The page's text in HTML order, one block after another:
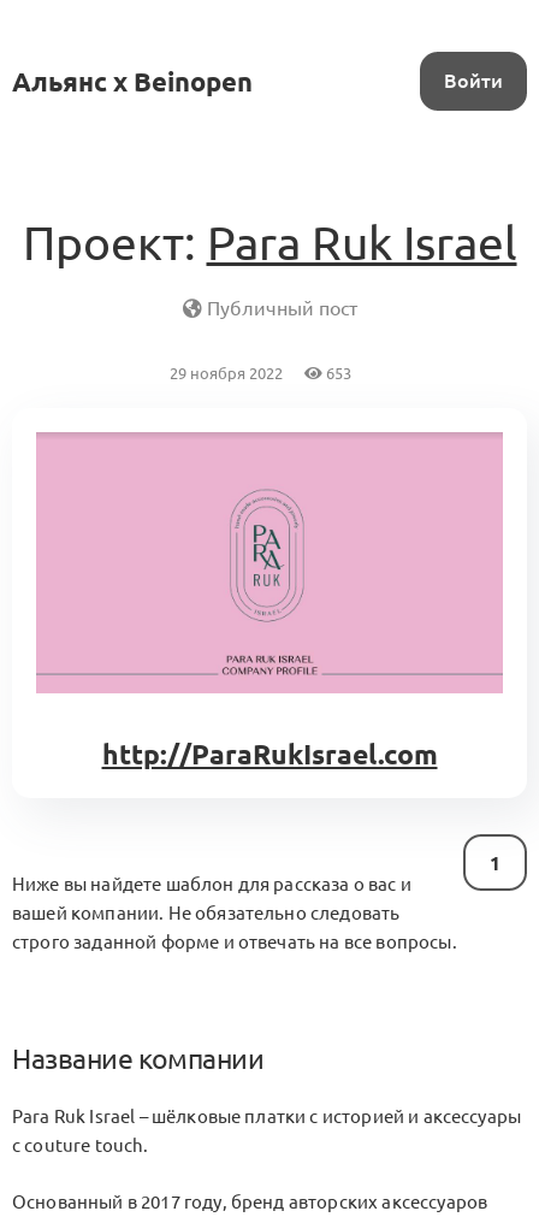
Альянс x Beinopen Войти
Проект: Para Ruk Israel
Публичный пост
29 ноября 2022 653
http://ParaRukIsrael.com
1
Ниже вы найдете шаблон для рассказа о вас и
вашей компании. Не обязательно следовать
строго заданной форме и отвечать на все вопросы.
Название компании
Para Ruk Israel – шёлковые платки с историей и аксессуары
с couture touch.
Основанный в 2017 году, бренд авторских аксессуаров